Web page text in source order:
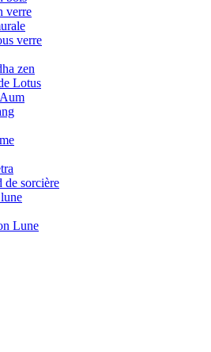
verre
verre
zen
Lotus
de sorcière
Lune